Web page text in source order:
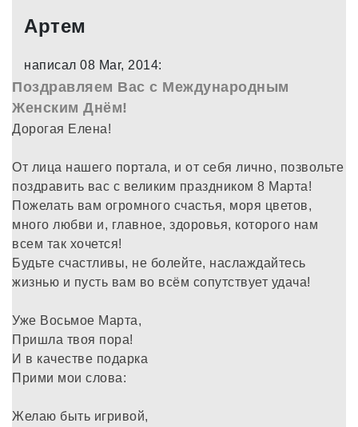
Артем
написал 08 Mar, 2014:
Поздравляем Вас с Международным
Женским Днём!
Дорогая Елена!
От лица нашего портала, и от себя лично, позвольте
поздравить вас с великим праздником 8 Марта!
Пожелать вам огромного счастья, моря цветов,
много любви и, главное, здоровья, которого нам
всем так хочется!
Будьте счастливы, не болейте, наслаждайтесь
жизнью и пусть вам во всём сопутствует удача!
Уже Восьмое Марта,
Пришла твоя пора!
И в качестве подарка
Прими мои слова:
Желаю быть игривой,